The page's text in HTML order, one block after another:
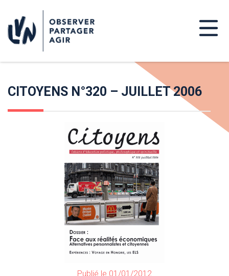
CITOYENS N°320 – JUILLET 2006
Publié le 01/01/2012